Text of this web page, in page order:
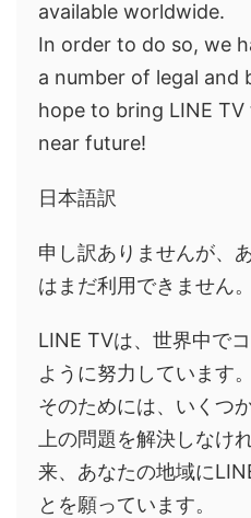
available worldwide.
In order to do so, we
a number of legal and
hope to bring LINE
near future!
日本語訳
申し訳ありませんが、
はまだ利用できません。
LINE TVは、世界中で
ように努力しています。
そのためには、いくつ
上の問題を解決しなけ
来、あなたの地域に
とを願っています。